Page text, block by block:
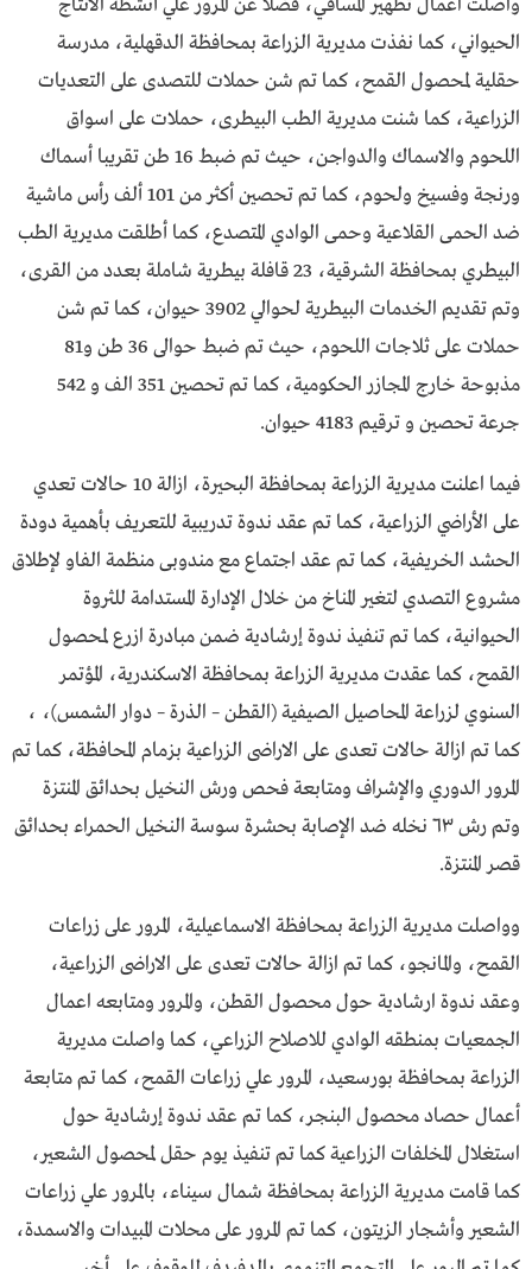
واصلت اعمال تطهير المساقي، فضلا عن المرور علي أنشطة الانتاج
الحيواني، كما نفذت مديرية الزراعة بمحافظة الدقهلية، مدرسة
حقلية لمحصول القمح، كما تم شن حملات للتصدى على التعديات
الزراعية، كما شنت مديرية الطب البيطرى، حملات على اسواق
اللحوم والاسماك والدواجن، حيث تم ضبط 16 طن تقريبا أسماك
ورنجة وفسيخ ولحوم، كما تم تحصين أكثر من 101 ألف رأس ماشية
ضد الحمى القلاعية وحمى الوادي المتصدع، كما أطلقت مديرية الطب
البيطري بمحافظة الشرقية، 23 قافلة بيطرية شاملة بعدد من القرى،
وتم تقديم الخدمات البيطرية لحوالي 3902 حيوان، كما تم شن
حملات على ثلاجات اللحوم، حيث تم ضبط حوالى 36 طن و81
مذبوحة خارج المجازر الحكومية، كما تم تحصين 351 الف و 542
جرعة تحصين و ترقيم 4183 حيوان.
فيما اعلنت مديرية الزراعة بمحافظة البحيرة، ازالة 10 حالات تعدي
على الأراضي الزراعية، كما تم عقد ندوة تدريبية للتعريف بأهمية دودة
الحشد الخريفية، كما تم عقد اجتماع مع مندوبى منظمة الفاو لإطلاق
مشروع التصدي لتغير المناخ من خلال الإدارة المستدامة للثروة
الحيوانية، كما تم تنفيذ ندوة إرشادية ضمن مبادرة ازرع لمحصول
القمح، كما عقدت مديرية الزراعة بمحافظة الاسكندرية، المؤتمر
السنوي لزراعة المحاصيل الصيفية (القطن – الذرة – دوار الشمس)، ،
كما تم ازالة حالات تعدى على الاراضى الزراعية بزمام المحافظة، كما تم
المرور الدوري والإشراف ومتابعة فحص ورش النخيل بحدائق المنتزة
وتم رش ٦٣ نخله ضد الإصابة بحشرة سوسة النخيل الحمراء بحدائق
قصر المنتزة.
وواصلت مديرية الزراعة بمحافظة الاسماعيلية، المرور على زراعات
القمح، والمانجو، كما تم ازالة حالات تعدى على الاراضى الزراعية،
وعقد ندوة ارشادية حول محصول القطن، والمرور ومتابعه اعمال
الجمعيات بمنطقه الوادي للاصلاح الزراعي، كما واصلت مديرية
الزراعة بمحافظة بورسعيد، المرور علي زراعات القمح، كما تم متابعة
أعمال حصاد محصول البنجر، كما تم عقد ندوة إرشادية حول
استغلال المخلفات الزراعية كما تم تنفيذ يوم حقل لمحصول الشعير،
كما قامت مديرية الزراعة بمحافظة شمال سيناء، بالمرور علي زراعات
الشعير وأشجار الزيتون، كما تم المرور على محلات المبيدات والاسمدة،